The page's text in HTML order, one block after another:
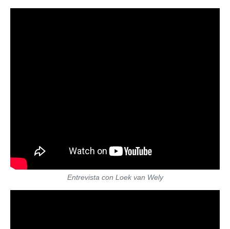
Entrevista con Loek van Wely